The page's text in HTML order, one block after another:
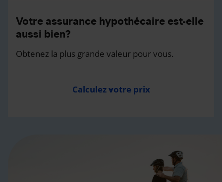
Votre assurance hypothécaire est-elle
aussi bien?
Obtenez la plus grande valeur pour vous.
Calculez votre prix